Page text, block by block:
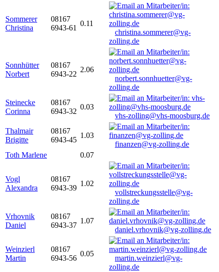
Sommerer
Christina
08167
6943-61
0.11
christina.sommerer@vg-
zolling.de
Sonnhütter
Norbert
08167
6943-22
2.06
norbert.sonnhuetter@vg-
zolling.de
Steinecke
Corinna
08167
6943-32
0.03
vhs-zolling@vhs-moosburg.de
Thalmair
Brigitte
08167
6943-45
1.03
finanzen@vg-zolling.de
Toth Marlene
0.07
Vogl
Alexandra
08167
6943-39
1.02
vollstreckungsstelle@vg-
zolling.de
Vrhovnik
Daniel
08167
6943-37
1.07
daniel.vrhovnik@vg-zolling.de
Weinzierl
Martin
08167
6943-56
0.05
martin.weinzierl@vg-
zolling.de